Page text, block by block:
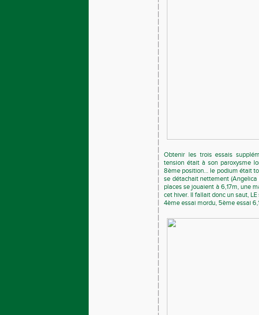
Obtenir les trois essais
tension était à son paroxysme
8ème position… le podium était
se détachait nettement
places se jouaient à 6,17m, une
cet hiver. Il fallait donc un saut,
4ème essai mordu, 5ème essai